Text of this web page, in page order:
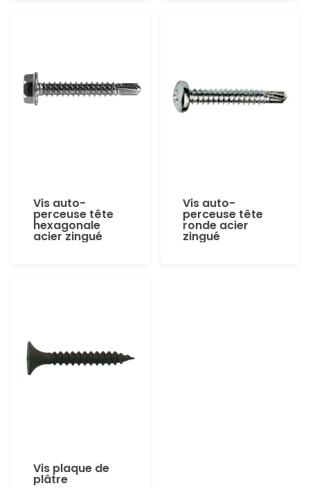
Vis auto-
perceuse tête
hexagonale
acier zingué
Vis auto-
perceuse tête
ronde acier
zingué
Vis plaque de
plâtre